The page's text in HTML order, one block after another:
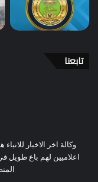
تابعنا
وكالة اخر الاخبار
اعلاميين لهم باع طويل